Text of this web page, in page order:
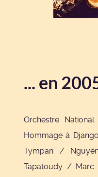
... en
Orchestre
Hommage à
Tympan /
Tapatoudy / Marc